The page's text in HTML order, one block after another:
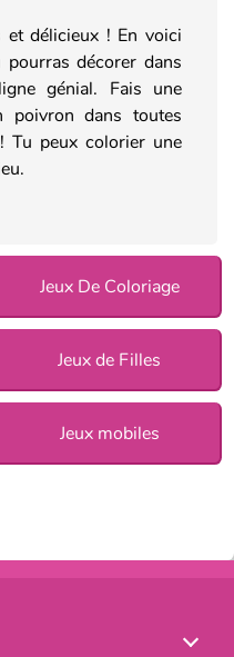
délicieux ! En voici
décorer dans
génial. Fais une
dans toutes
Tu peux colorier une
Jeux De Coloriage
Jeux de Filles
Jeux mobiles